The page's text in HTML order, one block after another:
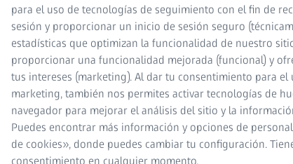
para el uso de tecnologías de seguimiento con el fin de
sesión y proporcionar un inicio de sesión seguro
estadísticas que optimizan la funcionalidad de nuestro
proporcionar una funcionalidad mejorada (funcional) y
tus intereses (marketing). Al dar tu consentimiento para el
marketing, también nos permites activar tecnologías de
navegador para mejorar el análisis del sitio y la
Puedes encontrar más información y opciones de
de cookies», donde puedes cambiar tu configuración.
consentimiento en cualquier momento.